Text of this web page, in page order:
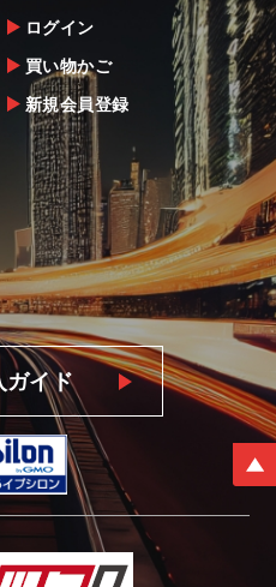
ログイン
買い物かご
新規会員登録
ガイド